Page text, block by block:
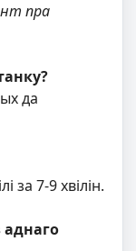
пра
да
за 7-9 хвілін.
аднаго